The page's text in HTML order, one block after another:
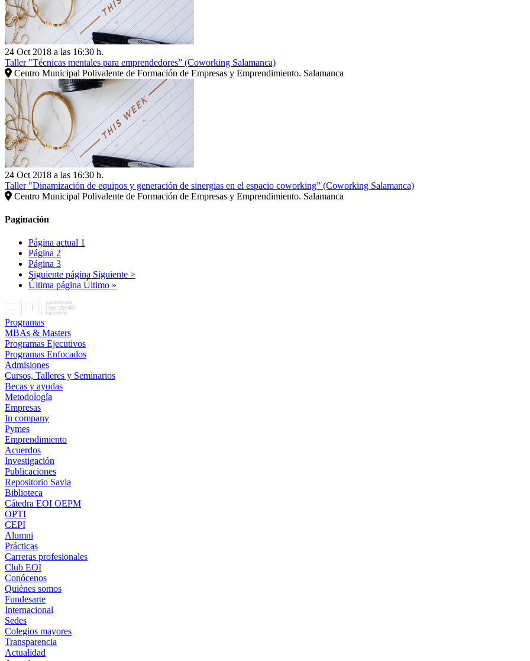
24 Oct 2018 a las 16:30 h.
Taller "Técnicas mentales para emprendedores” (Coworking Salamanca)
Centro Municipal Polivalente de Formación de Empresas y Emprendimiento. Salamanca
24 Oct 2018 a las 16:30 h.
Taller "Dinamización de equipos y generación de sinergias en el espacio coworking” (Coworking Salamanca)
Centro Municipal Polivalente de Formación de Empresas y Emprendimiento. Salamanca
Paginación
Página actual 1
Página 2
Página 3
Siguiente página Siguiente >
Última página Último »
Programas
MBAs & Masters
Programas Ejecutivos
Programas Enfocados
Admisiones
Cursos, Talleres y Seminarios
Becas y ayudas
Metodología
Empresas
In company
Pymes
Emprendimiento
Acuerdos
Investigación
Publicaciones
Repositorio Savia
Biblioteca
Cátedra EOI OEPM
OPTI
CEPI
Alumni
Prácticas
Carreras profesionales
Club EOI
Conócenos
Quiénes somos
Fundesarte
Internacional
Sedes
Colegios mayores
Transparencia
Actualidad